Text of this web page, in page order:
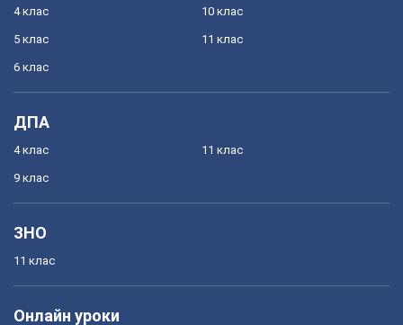
4 клас
5 клас
6 клас
10 клас
11 клас
ДПА
4 клас
9 клас
11 клас
ЗНО
11 клас
Онлайн уроки